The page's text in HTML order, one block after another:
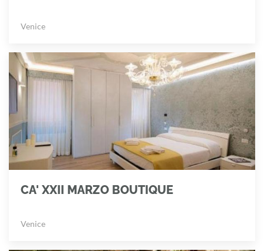
Venice
CA' XXII MARZO BOUTIQUE
Venice